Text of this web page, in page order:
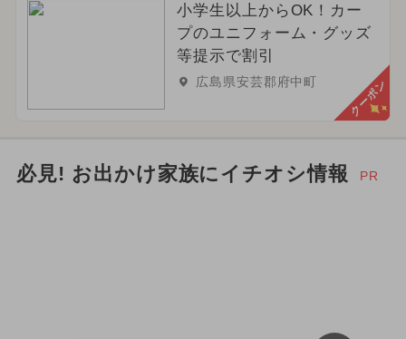
小学生以上からOK！カー
プのユニフォーム・グッズ
等提示で割引
広島県安芸郡府中町 クーポン
必見! お出かけ家族にイチオシ情報 PR